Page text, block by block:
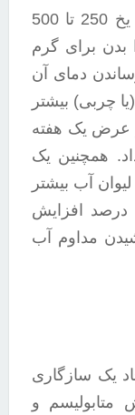
با نوشیدن روزانه 8 تا 10 لیوان آب یخ 250 تا 500
بدن برای گرم
دمای آن
چربی) بیشتر
عرض یک هفته
همچنین یک
پژوهش آلمانی نشان داده نوشیدن 2 لیوان آب بیشتر
از معمول، متابولیسم بدن را تا 30 درصد افزایش
مداوم آب
یک سازگاری
متابولیسم و